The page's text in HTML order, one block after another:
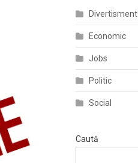
Divertisment
Economic
Jobs
Politic
Social
Caută